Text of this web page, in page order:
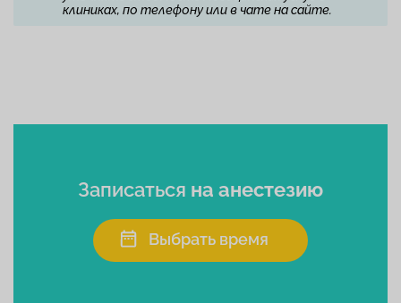
клиниках, по телефону или в чате на сайте.
Записаться на анестезию
Выбрать время